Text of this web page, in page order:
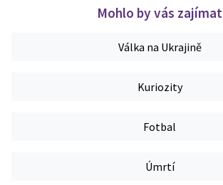
Mohlo by vás zajímat
Válka na Ukrajině
Kuriozity
Fotbal
Úmrtí